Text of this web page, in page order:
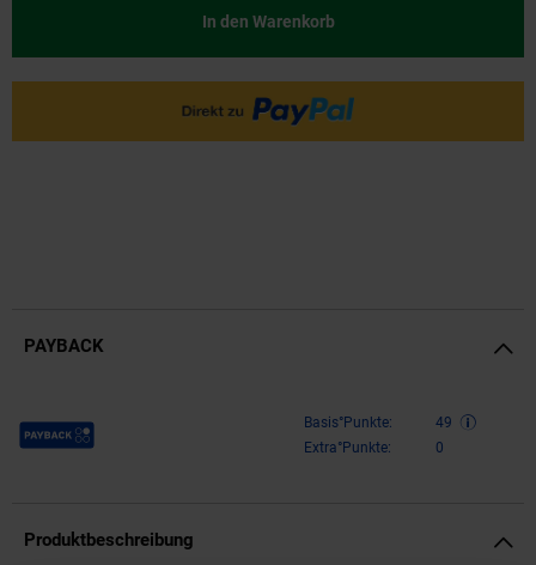
In den Warenkorb
PAYBACK
Payback Punkte Basis°Punkte:
49
Extra°Punkte:
0
Produktbeschreibung